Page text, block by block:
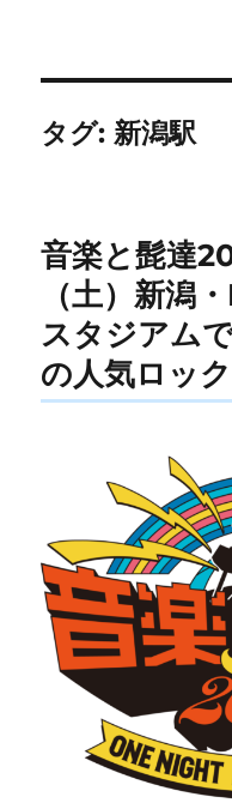
タグ: 新潟駅
音楽と髭達
（土）新潟
スタジアム
の人気ロッ